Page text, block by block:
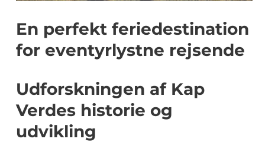
En perfekt feriedestination
for eventyrlystne rejsende
Udforskningen af Kap
Verdes historie og
udvikling